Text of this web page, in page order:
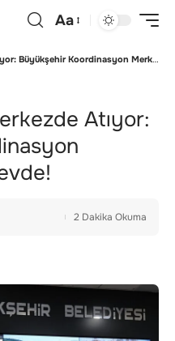
Aa
Koordinasyon Merkezi 7/24 Görevde!
Atıyor:
2 Dakika Okuma